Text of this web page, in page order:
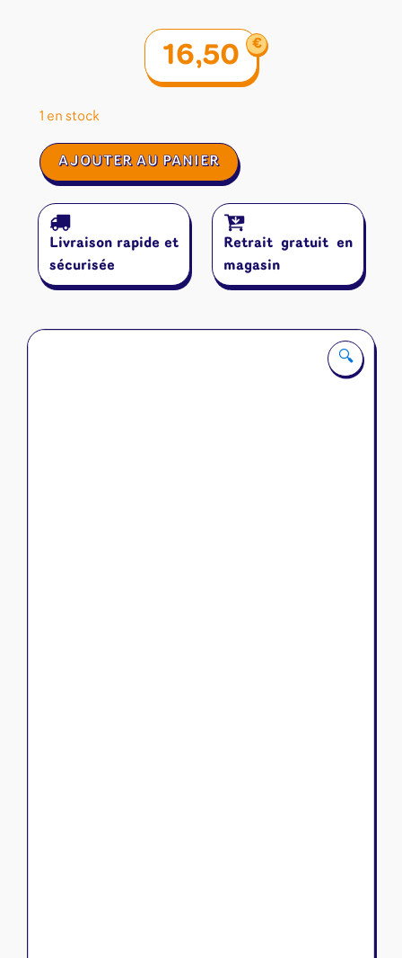
🔍
16,50 €
1 en stock
quantité
de
:
Maires
Monastères
(Extension
AJOUTER AU PANIER
Livraison rapide et
sécurisée
Retrait gratuit en
magasin